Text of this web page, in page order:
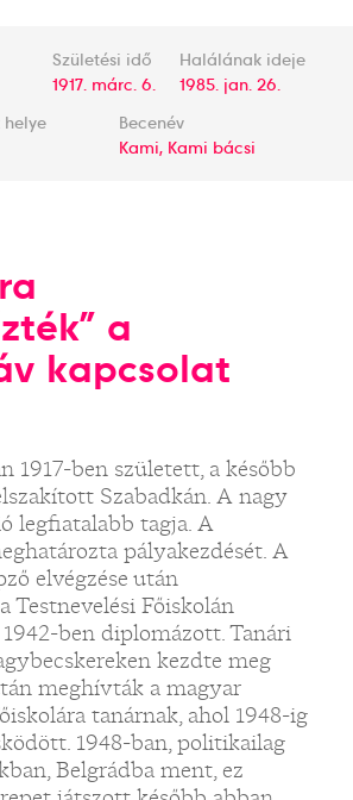
Születési idő
1917. márc. 6.
Halálának ideje
1985. jan. 26.
Becenév
Kami, Kami bácsi
a
kapcsolat
1917-ben született, a később
Szabadkán. A nagy
legfiatalabb tagja. A
pályakezdését. A
elvégzése után
Testnevelési Főiskolán
ben diplomázott. Tanári
kezdte meg
meghívták a magyar
tanárnak, ahol 1948-ig
1948-ban, politikailag
Belgrádba ment, ez